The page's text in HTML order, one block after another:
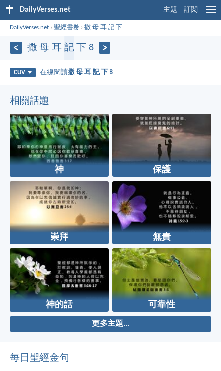
DailyVerses.net 主題 訂閱
DailyVerses.net ›聖經書卷 ›撒 母 耳 記 下
撒 母 耳 記 下 8
CUV 在線閱讀撒 母 耳 記 下 8
相關話題
神 保護
崇拜 無責
神的話 可靠性
更多主題...
每日聖經金句